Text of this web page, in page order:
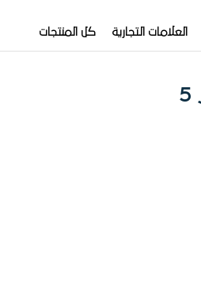
العلامات التجارية كل المنتجات